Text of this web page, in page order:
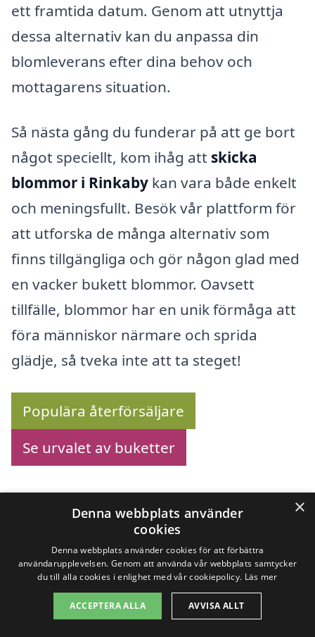
ett framtida datum. Genom att utnyttja
dessa alternativ kan du anpassa din
blomleverans efter dina behov och
mottagarens situation.
Så nästa gång du funderar på att ge bort
något speciellt, kom ihåg att skicka
blommor i Rinkaby kan vara både enkelt
och meningsfullt. Besök vår plattform för
att utforska de många alternativ som
finns tillgängliga och gör någon glad med
en vacker bukett blommor. Oavsett
tillfälle, blommor har en unik förmåga att
föra människor närmare och sprida
glädje, så tveka inte att ta steget!
Populära återförsäljare
Se urvalet av buketter
Köp blommor online –
se utbudet här!
Letar du efter sätt att skicka blommor i
×
Denna webbplats använder
cookies
Denna webbplats använder cookies för att förbättra
användarupplevelsen. Genom att använda vår webbplats samtycker
du till alla cookies i enlighet med vår cookiepolicy. Läs mer
ACCEPTERA ALLA AVVISA ALLT